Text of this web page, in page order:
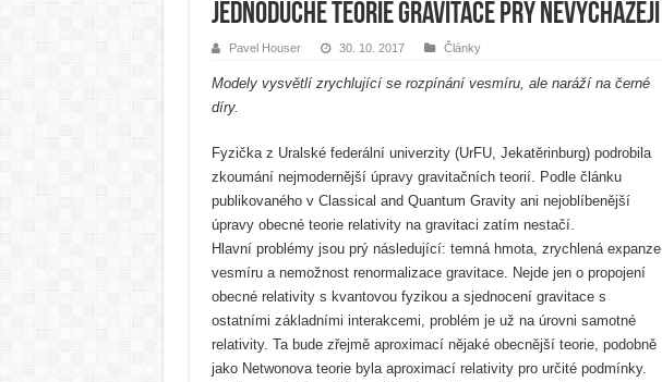
Jednoduché teorie gravitace prý nevycházejí
Pavel Houser 30. 10. 2017 Články
Modely vysvětlí zrychlující se rozpínání vesmíru, ale naráží na černé
díry.
Fyzička z Uralské federální univerzity (UrFU, Jekatěrinburg) podrobila
zkoumání nejmodernější úpravy gravitačních teorií. Podle článku
publikovaného v Classical and Quantum Gravity ani nejoblíbenější
úpravy obecné teorie relativity na gravitaci zatím nestačí.
Hlavní problémy jsou prý následující: temná hmota, zrychlená expanze
vesmíru a nemožnost renormalizace gravitace. Nejde jen o propojení
obecné relativity s kvantovou fyzikou a sjednocení gravitace s
ostatními základními interakcemi, problém je už na úrovni samotné
relativity. Ta bude zřejmě aproximací nějaké obecnější teorie, podobně
jako Netwonova teorie byla aproximací relativity pro určité podmínky.